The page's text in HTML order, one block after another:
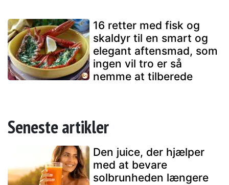
16 retter med fisk og
skaldyr til en smart og
elegant aftensmad, som
ingen vil tro er så
nemme at tilberede
Seneste artikler
Den juice, der hjælper
med at bevare
solbrunheden længere